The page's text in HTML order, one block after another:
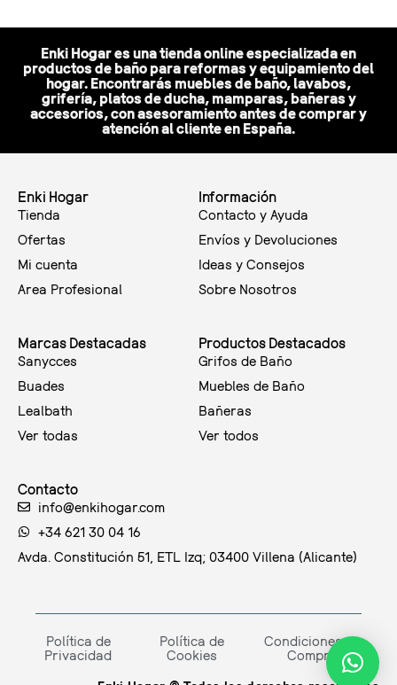
Enki Hogar es una tienda online especializada en
productos de baño para reformas y equipamiento del
hogar. Encontrarás muebles de baño, lavabos,
grifería, platos de ducha, mamparas, bañeras y
accesorios, con asesoramiento antes de comprar y
atención al cliente en España.
Enki Hogar
Tienda
Ofertas
Mi cuenta
Area Profesional
Información
Contacto y Ayuda
Envíos y Devoluciones
Ideas y Consejos
Sobre Nosotros
Marcas Destacadas
Sanycces
Buades
Lealbath
Ver todas
Productos Destacados
Grifos de Baño
Muebles de Baño
Bañeras
Ver todos
Contacto
info@enkihogar.com
+34 621 30 04 16
Avda. Constitución 51, ETL Izq; 03400 Villena (Alicante)
Política de
Privacidad
Política de
Cookies
Condiciones de
Compra